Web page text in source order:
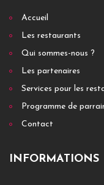
Accueil
Les restaurants
Qui sommes-nous ?
Les partenaires
Services pour les
Programme de
Contact
INFORMATIONS